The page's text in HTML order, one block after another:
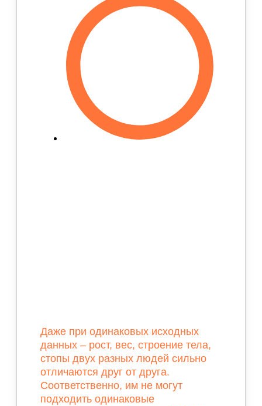
Даже при одинаковых исходных
данных – рост, вес, строение тела,
стопы двух разных людей сильно
отличаются друг от друга.
Соответственно, им не могут
подходить одинаковые